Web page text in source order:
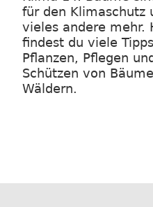
für den Klimaschutz
vieles andere mehr.
findest du viele
Pflanzen, Pflegen
Schützen von
Wäldern.